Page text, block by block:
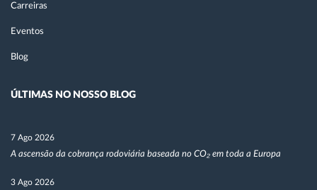
Carreiras
Eventos
Blog
ÚLTIMAS NO NOSSO BLOG
7 Ago 2026
A ascensão da cobrança rodoviária baseada no CO₂ em toda a Europa
3 Ago 2026